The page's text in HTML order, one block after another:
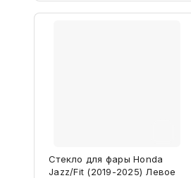
Стекло для фары Honda
Jazz/Fit (2019-2025) Левое